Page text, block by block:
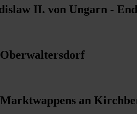
II. von Ungarn -
an